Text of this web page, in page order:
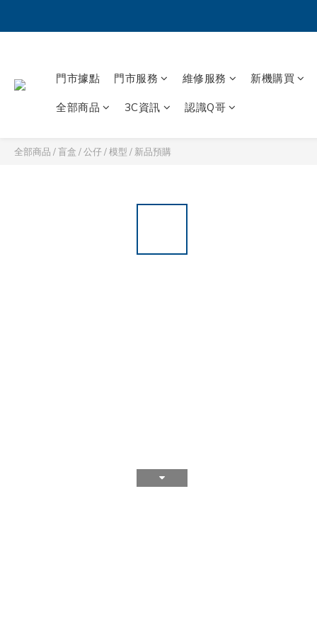
門市據點 門市服務 維修服務 新機購買
全部商品 3C資訊 認識Q哥
全部商品 /盲盒 / 公仔 / 模型 / 新品預購